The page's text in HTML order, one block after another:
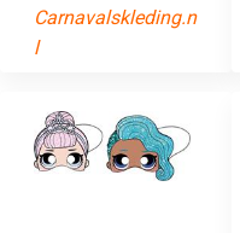
Carnavalskleding.n
l